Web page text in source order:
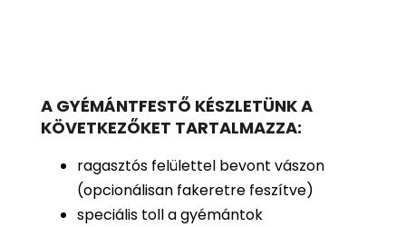
A GYÉMÁNTFESTŐ KÉSZLETÜNK A
KÖVETKEZŐKET TARTALMAZZA:
ragasztós felülettel bevont vászon
(opcionálisan fakeretre feszítve)
speciális toll a gyémántok